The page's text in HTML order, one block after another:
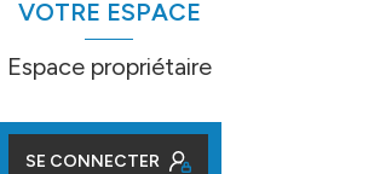
VOTRE ESPACE
Espace propriétaire
SE CONNECTER